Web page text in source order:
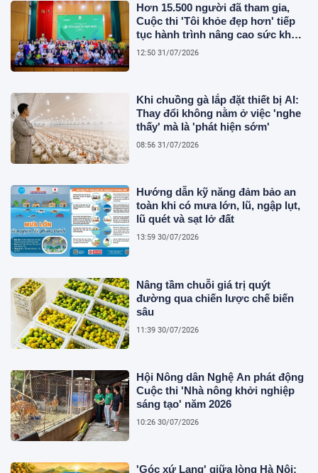
Hơn 15.500 người đã tham gia,
Cuộc thi 'Tôi khỏe đẹp hơn' tiếp
tục hành trình nâng cao sức khỏe
người Việt
12:50 31/07/2026
Khi chuồng gà lắp đặt thiết bị AI:
Thay đổi không nằm ở việc 'nghe
thấy' mà là 'phát hiện sớm'
08:56 31/07/2026
Hướng dẫn kỹ năng đảm bảo an
toàn khi có mưa lớn, lũ, ngập lụt,
lũ quét và sạt lở đất
13:59 30/07/2026
Nâng tầm chuỗi giá trị quýt
đường qua chiến lược chế biến
sâu
11:39 30/07/2026
Hội Nông dân Nghệ An phát động
Cuộc thi 'Nhà nông khởi nghiệp
sáng tạo' năm 2026
10:26 30/07/2026
'Góc xứ Lạng' giữa lòng Hà Nội: